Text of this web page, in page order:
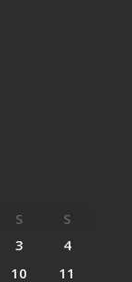
S
S
3
4
10 11